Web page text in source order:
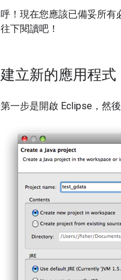
呼！現在您應該已備妥所有
往下閱讀吧！
建立新的應用程式
第一步是開啟 Eclipse，然